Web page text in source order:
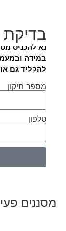
נא להכניס
במידה
להקליד גם
מספר תיקון
טלפון
מסננים